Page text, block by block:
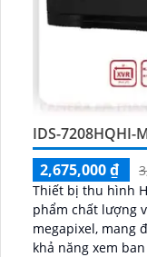
IDS-7208HQHI-
2,675,000 ₫
Thiết bị thu hình
phẩm chất lượng
megapixel, mang
khả năng xem